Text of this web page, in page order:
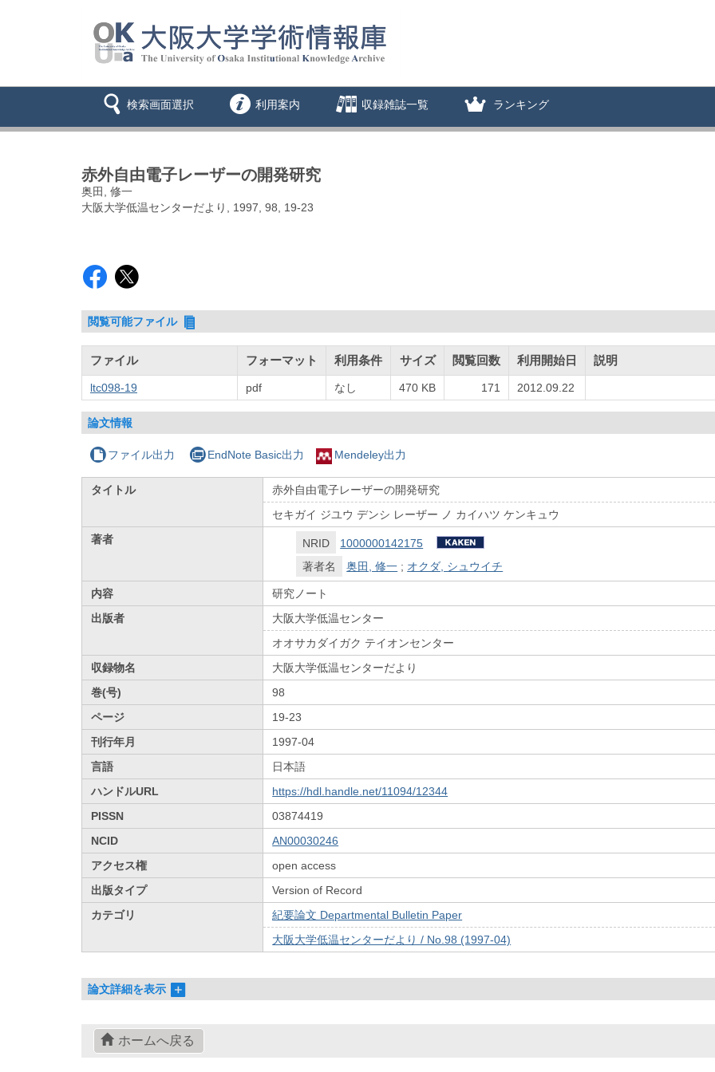
検索画面選択 利用案内 収録雑誌一覧 ランキング
赤外自由電子レーザーの開発研究
奥田, 修一
大阪大学低温センターだより, 1997, 98, 19-23
閲覧可能ファイル
ファイル フォーマット 利用条件 サイズ 閲覧回数 利用開始日 説明
ltc098-19 pdf なし 470 KB 171 2012.09.22
論文情報
ファイル出力 EndNote Basic出力 Mendeley出力
タイトル
赤外自由電子レーザーの開発研究
セキガイ ジユウ デンシ レーザー ノ カイハツ ケンキュウ
著者
NRID
1000000142175
著者名
奥田, 修一 ; オクダ, シュウイチ
内容
研究ノート
出版者
大阪大学低温センター
オオサカダイガク テイオンセンター
収録物名
大阪大学低温センターだより
巻(号)
98
ページ
19-23
刊行年月
1997-04
言語
日本語
ハンドルURL
https://hdl.handle.net/11094/12344
PISSN
03874419
NCID
AN00030246
アクセス権
open access
出版タイプ
Version of Record
カテゴリ
紀要論文 Departmental Bulletin Paper
大阪大学低温センターだより / No.98 (1997-04)
論文詳細を表示
ホームへ戻る